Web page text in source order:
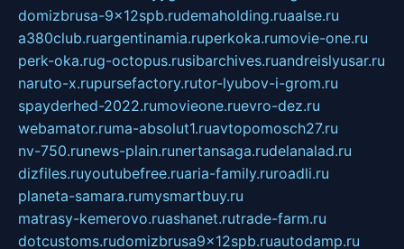
domizbrusa-9x12spb.rudemaholding.ruaalse.ru
a380club.ruargentinamia.ruperkoka.rumovie-one.ru
perk-oka.rug-octopus.rusibarchives.ruandreislyusar.ru
naruto-x.rupursefactory.rutor-lyubov-i-grom.ru
spayderhed-2022.rumovieone.ruevro-dez.ru
webamator.ruma-absolut1.ruavtopomosch27.ru
nv-750.runews-plain.runertansaga.rudelanalad.ru
dizfiles.ruyoutubefree.ruaria-family.ruroadli.ru
planeta-samara.rumysmartbuy.ru
matrasy-kemerovo.ruashanet.rutrade-farm.ru
dotcustoms.rudomizbrusa9x12spb.ruautodamp.ru